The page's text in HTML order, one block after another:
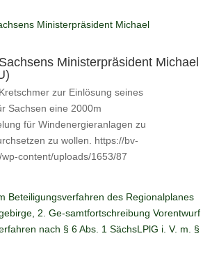
Ministerpräsident Michael
zur Einlösung seines
Sachsen eine 2000m
für Windenergieranlagen zu
zu wollen. https://bv-
content/uploads/1653/87